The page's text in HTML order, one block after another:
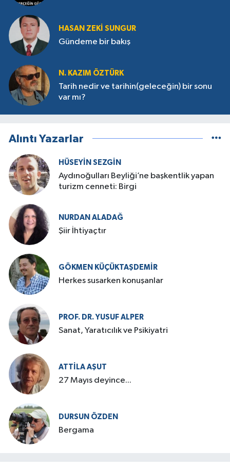
HASAN ZEKI SUNGUR
Gündeme bir bakış
N. KAZIM ÖZTÜRK
Tarih nedir ve tarihin(geleceğin) bir sonu
var mı?
Alıntı Yazarlar
HÜSEYIN SEZGIN
Aydınoğulları Beyliği’ne başkentlik yapan
turizm cenneti: Birgi
NURDAN ALADAĞ
Şiir İhtiyaçtır
GÖKMEN KÜÇÜKTAŞDEMIR
Herkes susarken konuşanlar
PROF. DR. YUSUF ALPER
Sanat, Yaratıcılık ve Psikiyatri
ATTILA AŞUT
27 Mayıs deyince...
DURSUN ÖZDEN
Bergama